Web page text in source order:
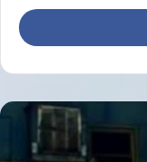
على حدود
طائرة
غالاتي